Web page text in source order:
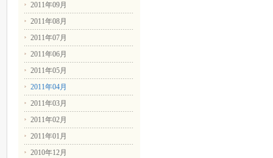
2011年09月
2011年08月
2011年07月
2011年06月
2011年05月
2011年04月
2011年03月
2011年02月
2011年01月
2010年12月